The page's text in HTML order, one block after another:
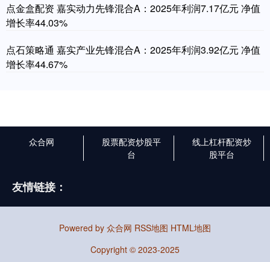
点金盒配资 嘉实动力先锋混合A：2025年利润7.17亿元 净值
增长率44.03%
点石策略通 嘉实产业先锋混合A：2025年利润3.92亿元 净值
增长率44.67%
众合网
股票配资炒股平
台
线上杠杆配资炒
股平台
友情链接：
Powered by 众合网 RSS地图 HTML地图
Copyright © 2023-2025